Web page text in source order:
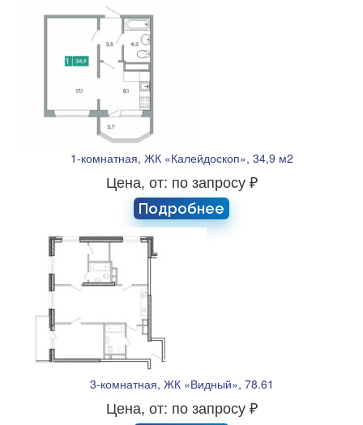
1-комнатная, ЖК «Калейдоскоп», 34,9 м2
Цена, от: по запросу ₽
Подробнее
3-комнатная, ЖК «Видный», 78.61
Цена, от: по запросу ₽